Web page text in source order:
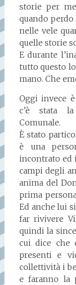
storie per
quando
nelle vele
quelle storie
E durante
tutto questo
mano. Che
Oggi invece
c’è stata
Comunale.
È stato
è una
incontrato ed
campi degli
anima del
prima
Ed anche lui
far rivivere
quindi la
cui dice che
presenti e
collettività i
e faranno la